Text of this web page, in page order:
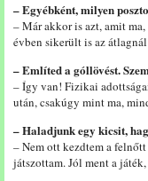
– Egyébként, milyen
– Már akkor is azt, amit
évben sikerült is az
– Említed a góllövést.
– Így van! Fizikai
után, csakúgy mint ma,
– Haladjunk egy kicsit,
– Nem ott kezdtem a
játszottam. Jól ment a